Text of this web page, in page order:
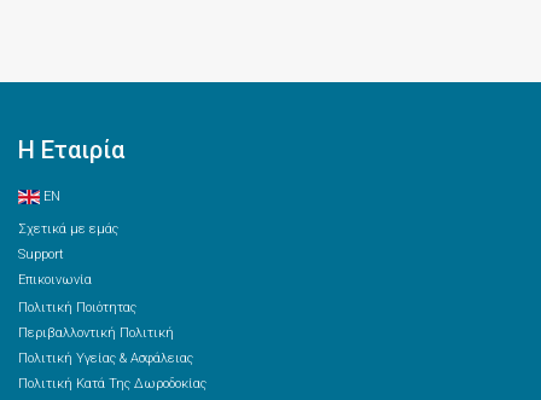
Η Εταιρία
EN
Σχετικά με εμάς
Support
Επικοινωνία
Πολιτική Ποιότητας
Περιβαλλοντική Πολιτική
Πολιτική Υγείας & Ασφάλειας
Πολιτική Κατά Της Δωροδοκίας